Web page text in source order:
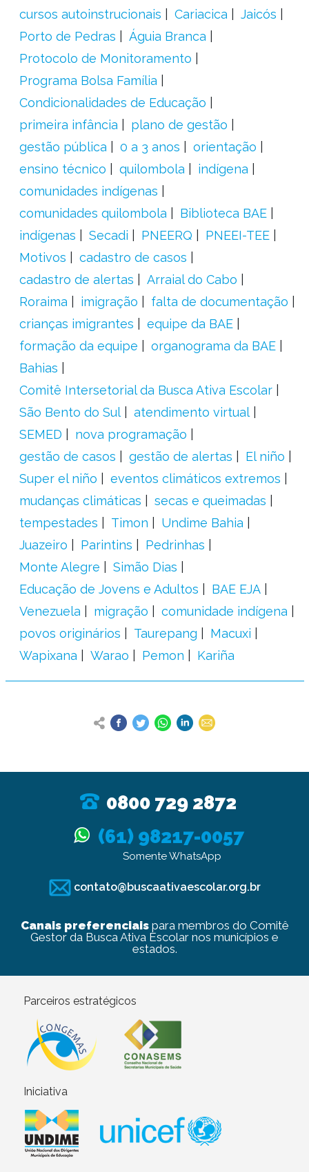
cursos autoinstrucionais
Cariacica
Jaicós
Porto de Pedras
Águia Branca
Protocolo de Monitoramento
Programa Bolsa Família
Condicionalidades de Educação
primeira infância
plano de gestão
gestão pública
0 a 3 anos
orientação
ensino técnico
quilombola
indígena
comunidades indígenas
comunidades quilombola
Biblioteca BAE
indígenas
Secadi PNEERQ
PNEEI-TEE
Motivos
cadastro de casos
cadastro de alertas
Arraial do Cabo
Roraima
imigração
falta de documentação
crianças imigrantes
equipe da BAE
formação da equipe
organograma da BAE
Bahias
Comitê Intersetorial da Busca Ativa Escolar
São Bento do Sul
atendimento virtual
SEMED
nova programação
gestão de casos
gestão de alertas
El niño
Super el niño
eventos climáticos extremos
mudanças climáticas
secas e queimadas
tempestades
Timon
Undime Bahia
Juazeiro
Parintins
Pedrinhas
Monte Alegre
Simão Dias
Educação de Jovens e Adultos
BAE EJA
Venezuela
migração
comunidade indígena
povos originários
Taurepang
Macuxi
Wapixana
Warao Pemon Kariña
0800 729 2872
(61) 98217-0057
Somente WhatsApp
contato@buscaativaescolar.org.br
Canais preferenciaispara membros do Comitê
Gestor da Busca Ativa Escolar nos municípios e
estados.
Parceiros estratégicos
Iniciativa